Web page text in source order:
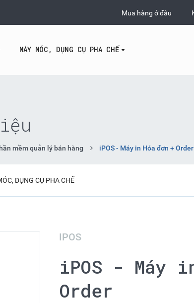
Mua hàng ở đâu
MÁY MÓC, DỤNG CỤ PHA CHẾ
mềm quản lý bán hàng iPOS - Máy in Hóa đơn + Order
DỤNG CỤ PHA CHẾ
IPOS
iPOS - Máy
Order